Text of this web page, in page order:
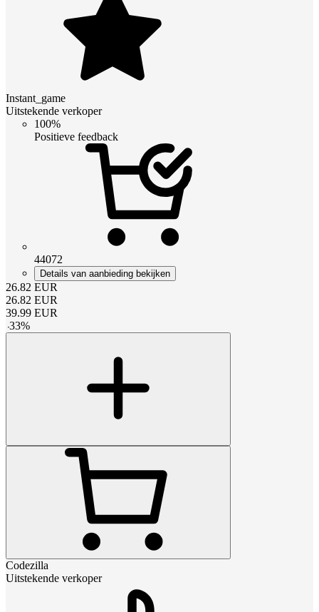
Instant_game
Uitstekende verkoper
100%
Positieve feedback
44072
Details van aanbieding bekijken
26.82 EUR
26.82 EUR
39.99 EUR
-33%
Codezilla
Uitstekende verkoper